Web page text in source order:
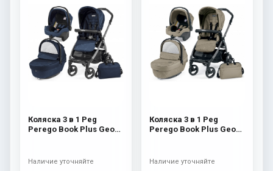
Коляска 3 в 1 Peg
Perego Book Plus Geo
Наличие уточняйте
Коляска 3 в 1 Peg
Perego Book Plus Geo
Наличие уточняйте